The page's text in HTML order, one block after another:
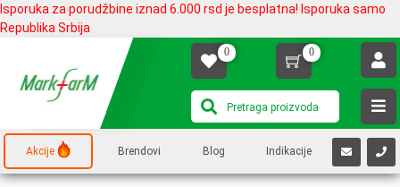
Isporuka za porudžbine iznad 6.000 rsd je besplatna! Isporuka samo
Republika Srbija
0 0
Akcije Brendovi Blog Indikacije